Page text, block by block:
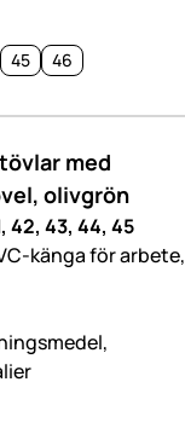
45 46
med
olivgrön
42, 43, 44, 45
känga för arbete,